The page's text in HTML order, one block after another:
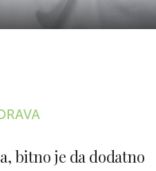
bitno je da dodatno